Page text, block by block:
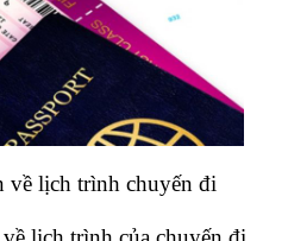
về lịch trình chuyến đi